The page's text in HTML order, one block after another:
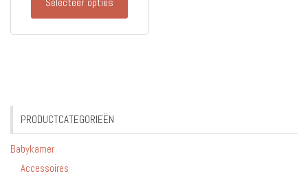
PRODUCTCATEGORIEËN
Babykamer
Accessoires